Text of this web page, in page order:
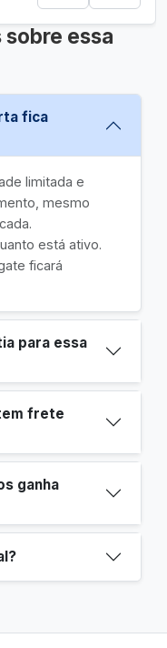
essa
fica
limitada e
mesmo
está ativo.
ficará
para essa
frete
ganha